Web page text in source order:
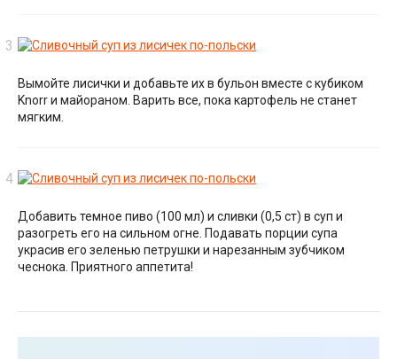
Вымойте лисички и добавьте их в бульон вместе с кубиком
Knorr и майораном. Варить все, пока картофель не станет
мягким.
Добавить темное пиво (100 мл) и сливки (0,5 ст) в суп и
разогреть его на сильном огне. Подавать порции супа
украсив его зеленью петрушки и нарезанным зубчиком
чеснока. Приятного аппетита!